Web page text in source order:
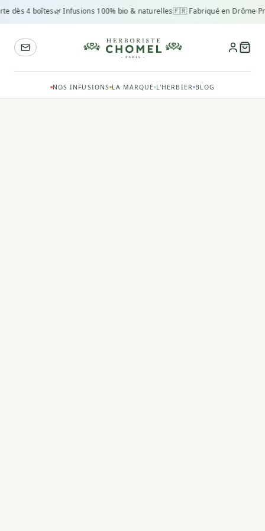
dès 4 boîtes🌿 Infusions 100% bio & naturelles🇫🇷 Fabriqué en Drôme
NOS INFUSIONS LA MARQUE L'HERBIER BLOG